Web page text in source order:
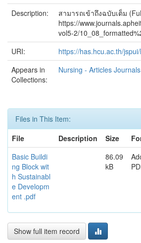
Description:
สามารถเข้าถึงฉบับเต็ม
https://
vol5-2/
URI:
https://has.hcu.ac.th/
Appears in
Collections:
Nursing - Articles Journals
Files in This Item:
File
Description Size
Basic Buildi
ng Block wit
h Sustainabl
e Developm
ent .pdf
86.09
kB
Show full item record